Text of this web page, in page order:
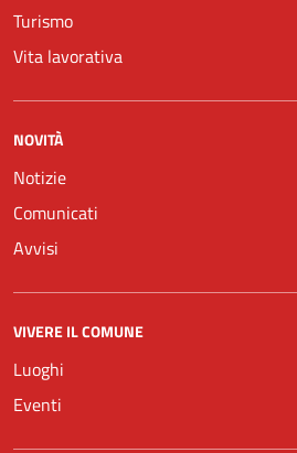
Turismo
Vita lavorativa
NOVITÀ
Notizie
Comunicati
Avvisi
VIVERE IL COMUNE
Luoghi
Eventi